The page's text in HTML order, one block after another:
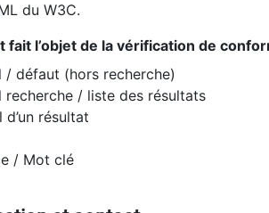
du W3C.
fait l’objet de la vérification de
/ défaut (hors recherche)
recherche / liste des résultats
résultat
/ Mot clé